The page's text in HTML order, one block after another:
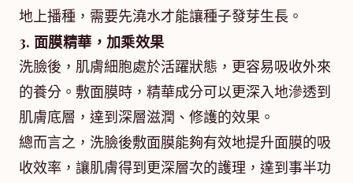
地上播種，需要先澆水才能讓種子發芽生長。
3. 面膜精華，加乘效果
洗臉後，肌膚細胞處於活躍狀態，更容易吸收外來
的養分。敷面膜時，精華成分可以更深入地滲透到
肌膚底層，達到深層滋潤、修護的效果。
總而言之，洗臉後敷面膜能夠有效地提升面膜的吸
收效率，讓肌膚得到更深層次的護理，達到事半功